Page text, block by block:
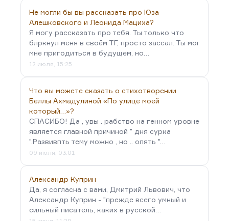
Не могли бы вы рассказать про Юза
Алешковского и Леонида Мациха?
Я могу рассказать про тебя. Ты только что
блркнул меня в своём ТГ, просто зассал. Ты мог
мне пригодиться в будущем, но…
12 июля, 15:25
Что вы можете сказать о стихотворении
Беллы Ахмадулиной «По улице моей
который…»?
СПАСИБО! Да , увы . рабство на генном уровне
является главной причиной " дня сурка
".Развивпть тему можно , но .. опять "…
09 июля, 03:01
Александр Куприн
Да, я согласна с вами, Дмитрий Львович, что
Александр Куприн - "прежде всего умный и
сильный писатель, каких в русской…